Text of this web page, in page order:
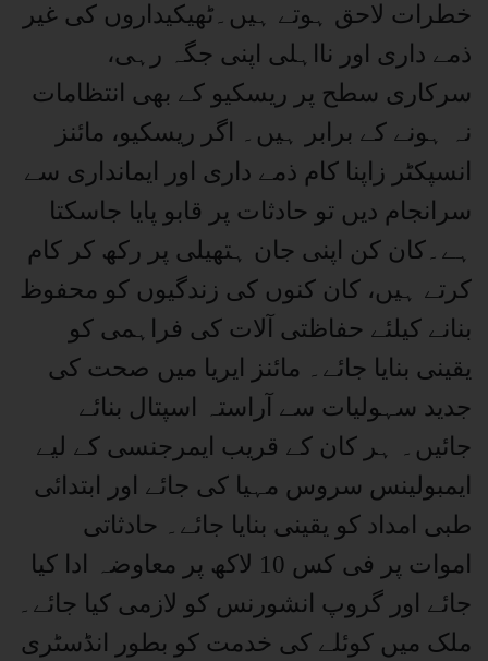
خطرات لاحق ہوتے ہیں۔ٹھیکیداروں کی غیر
ذمے داری اور نااہلی اپنی جگہ رہی،
سرکاری سطح پر ریسکیو کے بھی انتظامات
نہ ہونے کے برابر ہیں۔ اگر ریسکیو، مائنز
انسپکٹر زاپنا کام ذمے داری اور ایمانداری سے
سرانجام دیں تو حادثات پر قابو پایا جاسکتا
ہے۔کان کن اپنی جان ہتھیلی پر رکھ کر کام
کرتے ہیں، کان کنوں کی زندگیوں کو محفوظ
بنانے کیلئے حفاظتی آلات کی فراہمی کو
یقینی بنایا جائے۔ مائنز ایریا میں صحت کی
جدید سہولیات سے آراستہ اسپتال بنائے
جائیں۔ ہر کان کے قریب ایمرجنسی کے لیے
ایمبولینس سروس مہیا کی جائے اور ابتدائی
طبی امداد کو یقینی بنایا جائے۔ حادثاتی
اموات پر فی کس 10 لاکھ پر معاوضہ ادا کیا
جائے اور گروپ انشورنس کو لازمی کیا جائے۔
ملک میں کوئلے کی خدمت کو بطور انڈسٹری